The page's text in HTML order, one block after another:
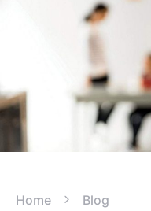
Home Blog